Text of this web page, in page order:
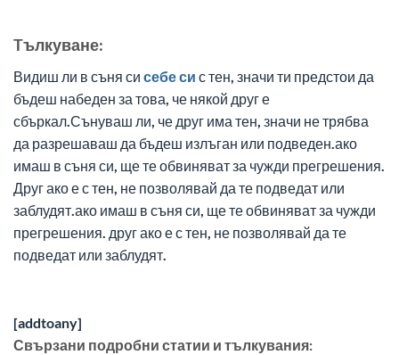
Tълкуване:
Видиш ли в съня си себе си с тен, значи ти предстои да
бъдеш набеден за това, че някой друг е
сбъркал.Сънуваш ли, че друг има тен, значи не трябва
да разрешаваш да бъдеш излъган или подведен.ако
имаш в съня си, ще те обвиняват за чужди прегрешения.
Друг ако е с тен, не позволявай да те подведат или
заблудят.ако имаш в съня си, ще те обвиняват за чужди
прегрешения. друг ако е с тен, не позволявай да те
подведат или заблудят.
[addtoany]
Свързани подробни статии и тълкувания: